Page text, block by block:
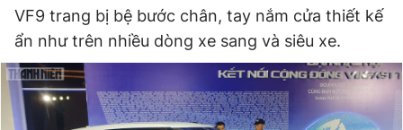
VF9 trang bị bệ bước chân, tay nắm cửa thiết kế
ẩn như trên nhiều dòng xe sang và siêu xe.